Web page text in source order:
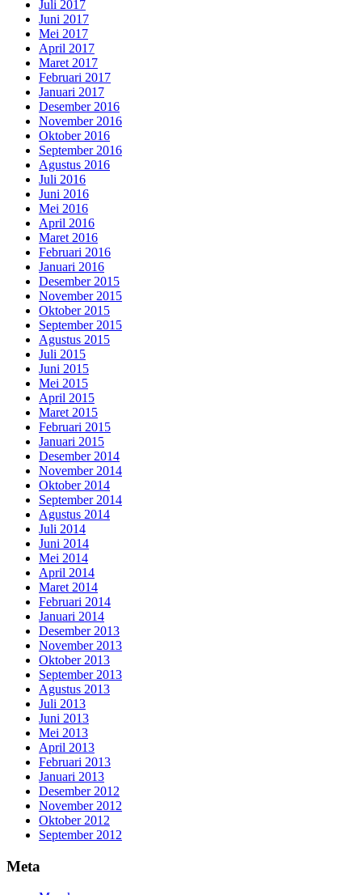
Juli 2017
Juni 2017
Mei 2017
April 2017
Maret 2017
Februari 2017
Januari 2017
Desember 2016
November 2016
Oktober 2016
September 2016
Agustus 2016
Juli 2016
Juni 2016
Mei 2016
April 2016
Maret 2016
Februari 2016
Januari 2016
Desember 2015
November 2015
Oktober 2015
September 2015
Agustus 2015
Juli 2015
Juni 2015
Mei 2015
April 2015
Maret 2015
Februari 2015
Januari 2015
Desember 2014
November 2014
Oktober 2014
September 2014
Agustus 2014
Juli 2014
Juni 2014
Mei 2014
April 2014
Maret 2014
Februari 2014
Januari 2014
Desember 2013
November 2013
Oktober 2013
September 2013
Agustus 2013
Juli 2013
Juni 2013
Mei 2013
April 2013
Februari 2013
Januari 2013
Desember 2012
November 2012
Oktober 2012
September 2012
Meta